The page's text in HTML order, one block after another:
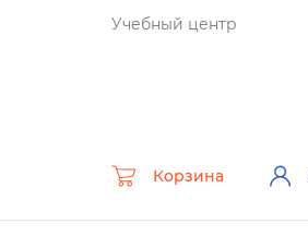
Учебный центр
Корзина